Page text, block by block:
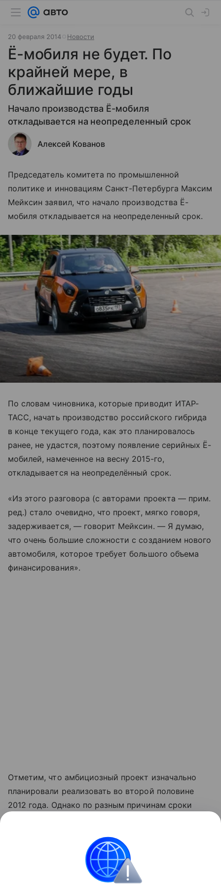
20 февраля 2014 Новости
Ё-мобиля не будет. По
крайней мере, в
ближайшие годы
Начало производства Ё-мобиля
откладывается на неопределенный срок
Алексей Кованов
Председатель комитета по промышленной
политике и инновациям Санкт-Петербурга Максим
Мейксин заявил, что начало производства Ё-
мобиля откладывается на неопределенный срок.
По словам чиновника, которые приводит ИТАР-
ТАСС, начать производство российского гибрида
в конце текущего года, как это планировалось
ранее, не удастся, поэтому появление серийных Ё-
мобилей, намеченное на весну 2015-го,
откладывается на неопределённый срок.
«Из этого разговора (с авторами проекта ― прим.
ред.) стало очевидно, что проект, мягко говоря,
задерживается, ― говорит Мейксин. ― Я думаю,
что очень большие сложности с созданием нового
автомобиля, которое требует большого объема
финансирования».
Отметим, что амбициозный проект изначально
планировали реализовать во второй половине
2012 года. Однако по разным причинам сроки
создание первого российского гибрида,
рассказывает материал «Дела идут. Тест-драйв ё-